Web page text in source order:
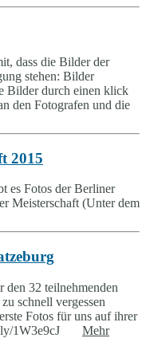
dass die Bilder der
stehen: Bilder
Bilder durch einen klick
den Fotografen und die
2015
es Fotos der Berliner
Meisterschaft (Unter dem
32 teilnehmenden
schnell vergessen
Fotos für uns auf ihrer
1W3e9cJ Mehr